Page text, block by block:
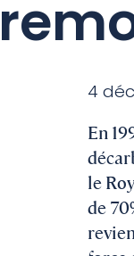
4
En
le
de